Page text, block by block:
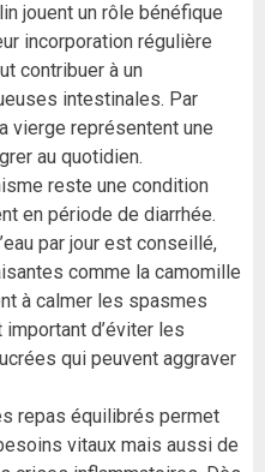
jouent un rôle bénéfique
incorporation régulière
contribuer à un
intestinales. Par
vierge représentent une
au quotidien.
reste une condition
en période de diarrhée.
par jour est conseillé,
comme la camomille
à calmer les spasmes
d’éviter les
qui peuvent aggraver
repas équilibrés permet
vitaux mais aussi de